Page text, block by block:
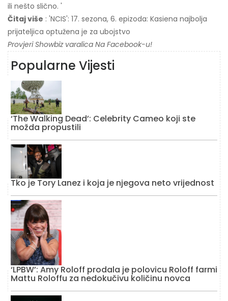
ili nešto slično. '
Čitaj više : 'NCIS': 17. sezona, 6. epizoda: Kasiena najbolja
prijateljica optužena je za ubojstvo
Provjeri Showbiz varalica Na Facebook-u!
Popularne Vijesti
‘The Walking Dead’: Celebrity Cameo koji ste
možda propustili
Tko je Tory Lanez i koja je njegova neto vrijednost
‘LPBW’: Amy Roloff prodala je polovicu Roloff farmi
Mattu Roloffu za nedokučivu količinu novca